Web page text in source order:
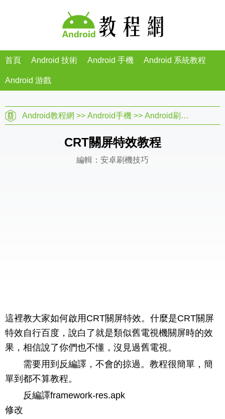
首頁 Android 技術 Android 手機 Android 系統教程
Android 游戲
Android教程網 >> Android手機 >> Android刷機教程
CRT關屏特效教程
編輯：安卓刷機技巧
這裡教大家如何啟用CRT關屏特效。什麼是CRT關屏
特效自行百度，說白了就是類似舊電視機關屏時的效
果，相信說了你們也不懂，沒見過舊電視。
需要用到反編譯，不會的掠過。教程很簡單，簡
單到都不算教程。
反編譯framework-res.apk
修改